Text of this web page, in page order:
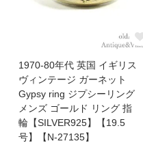
1970-80年代 英国 イギリス
ヴィンテージ ガーネット
Gypsy ring ジプシーリング
メンズ ゴールド リング 指
輪【SILVER925】【19.5
号】【N-27135】